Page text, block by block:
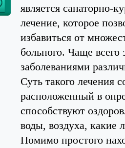
является санаторно-
лечение, которое
избавиться от
больного. Чаще
заболеваниями
Суть такого лечения
расположенный в
способствуют
воды, воздуха, какие
Помимо простого